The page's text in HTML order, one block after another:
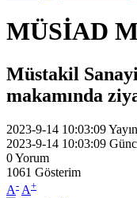
MÜSİAD
Müstakil
makamında
2023-9-14 10:03:09
2023-9-14 10:03:09
0Yorum
1061 Gösterim
A- A+